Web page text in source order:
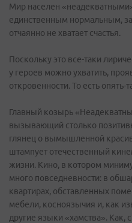
Мир населен
единственным нормальным,
отчаянно не хватает счастья.
Поскольку это все-таки
у героев можно ухватить,
откровенности. То есть опять-
Главный козырь
вызывающий столько
глянец о вымышленной
штампует отечественный
жизни. Кино, в котором
много повседневности: в
квартирах, обставленных
мебели, косноязычия и, как
другие языки «хамства».